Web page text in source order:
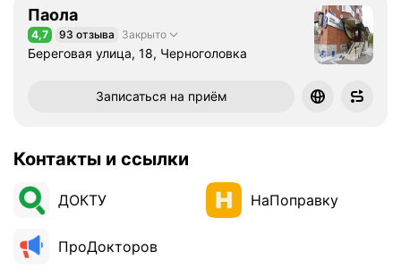
Паола
Рейтинг 4,7 из 5
4,7 93 отзыва Закрыто
Береговая улица, 18, Черноголовка
Записаться на приём
Контакты и ссылки
ДОКТУ НаПоправку
ПроДокторов